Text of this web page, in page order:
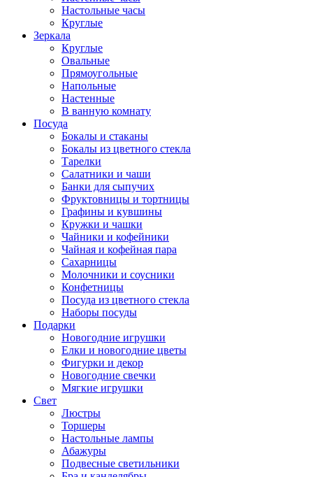
Настольные часы
Круглые
Зеркала
Круглые
Овальные
Прямоугольные
Напольные
Настенные
В ванную комнату
Посуда
Бокалы и стаканы
Бокалы из цветного стекла
Тарелки
Салатники и чаши
Банки для сыпучих
Фруктовницы и тортницы
Графины и кувшины
Кружки и чашки
Чайники и кофейники
Чайная и кофейная пара
Сахарницы
Молочники и соусники
Конфетницы
Посуда из цветного стекла
Наборы посуды
Подарки
Новогодние игрушки
Елки и новогодние цветы
Фигурки и декор
Новогодние свечки
Мягкие игрушки
Свет
Люстры
Торшеры
Настольные лампы
Абажуры
Подвесные светильники